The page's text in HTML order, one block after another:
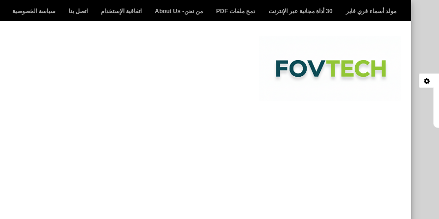
مولد أسماء فري فاير 30 أداة مجانية عبر الإنترنت دمج ملفات PDF من نحن- About Us اتفاقية الإستخدام اتصل بنا سياسة الخصوصية